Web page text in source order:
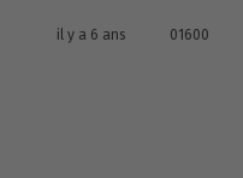
il y a 6 ans 01600